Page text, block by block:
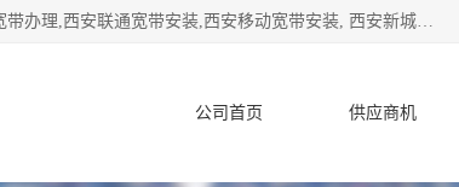
公司主要经营西安电信宽带安装,西安光纤专线安装,西安宽带安装,西安宽带办理,西安联通宽带安装,西安移动宽带安装, 西安新城赛派通讯商行从事西安地区的联通，移动，电信宽带安装，光纤专线安装，宽带办理等业务
公司首页 供应商机